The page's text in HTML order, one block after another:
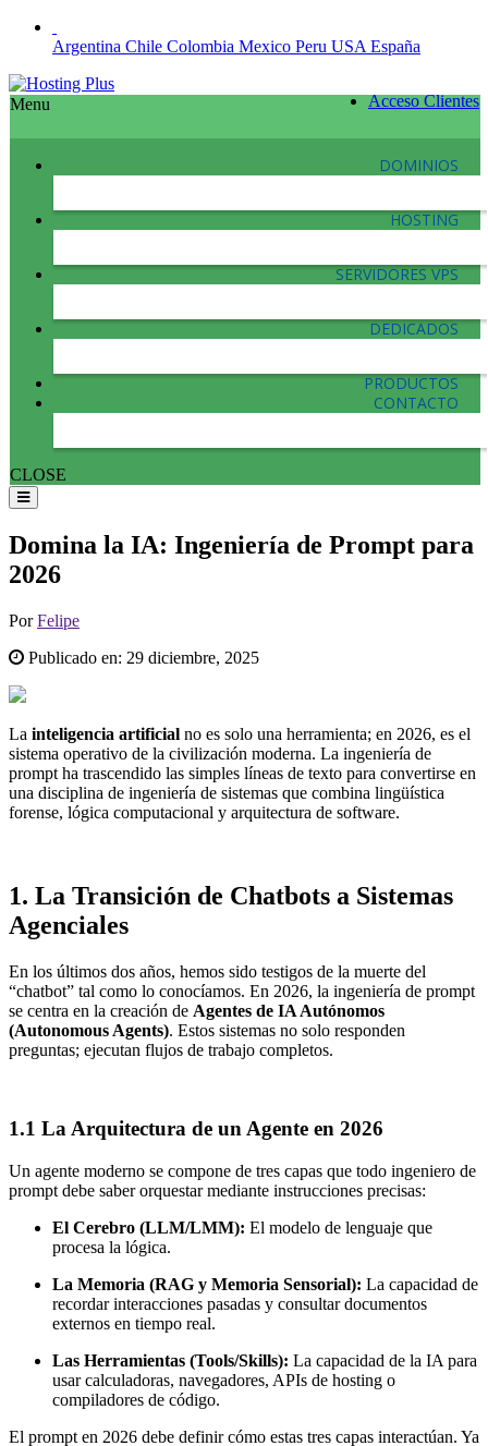
Argentina Chile Colombia Mexico Peru USA España
Acceso Clientes
Menu
DOMINIOS
HOSTING
SERVIDORES VPS
DEDICADOS
PRODUCTOS
CONTACTO
CLOSE
Domina la IA: Ingeniería de Prompt para
2026
PorFelipe
Publicado en: 29 diciembre, 2025
La inteligencia artificial no es solo una herramienta; en 2026, es el
sistema operativo de la civilización moderna. La ingeniería de
prompt ha trascendido las simples líneas de texto para convertirse en
una disciplina de ingeniería de sistemas que combina lingüística
forense, lógica computacional y arquitectura de software.
1. La Transición de Chatbots a Sistemas
Agenciales
En los últimos dos años, hemos sido testigos de la muerte del
“chatbot” tal como lo conocíamos. En 2026, la ingeniería de prompt
se centra en la creación de Agentes de IA Autónomos
(Autonomous Agents). Estos sistemas no solo responden
preguntas; ejecutan flujos de trabajo completos.
1.1 La Arquitectura de un Agente en 2026
Un agente moderno se compone de tres capas que todo ingeniero de
prompt debe saber orquestar mediante instrucciones precisas:
El Cerebro (LLM/LMM): El modelo de lenguaje que
procesa la lógica.
La Memoria (RAG y Memoria Sensorial): La capacidad de
recordar interacciones pasadas y consultar documentos
externos en tiempo real.
Las Herramientas (Tools/Skills): La capacidad de la IA para
usar calculadoras, navegadores, APIs de hosting o
compiladores de código.
El prompt en 2026 debe definir cómo estas tres capas interactúan. Ya